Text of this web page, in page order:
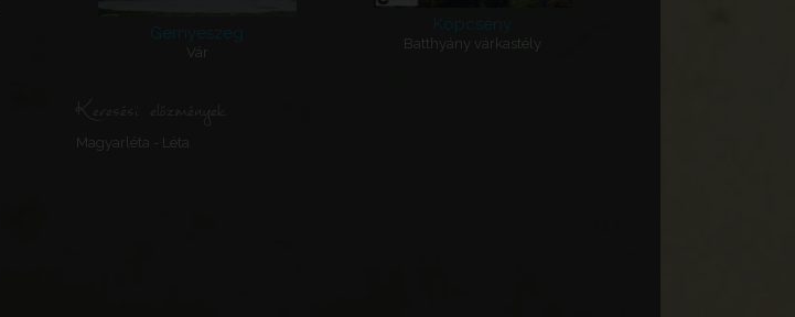
Gernyeszeg
Vár
Köpcsény
Batthyány várkastély
Keresési előzmények
Magyarléta - Léta